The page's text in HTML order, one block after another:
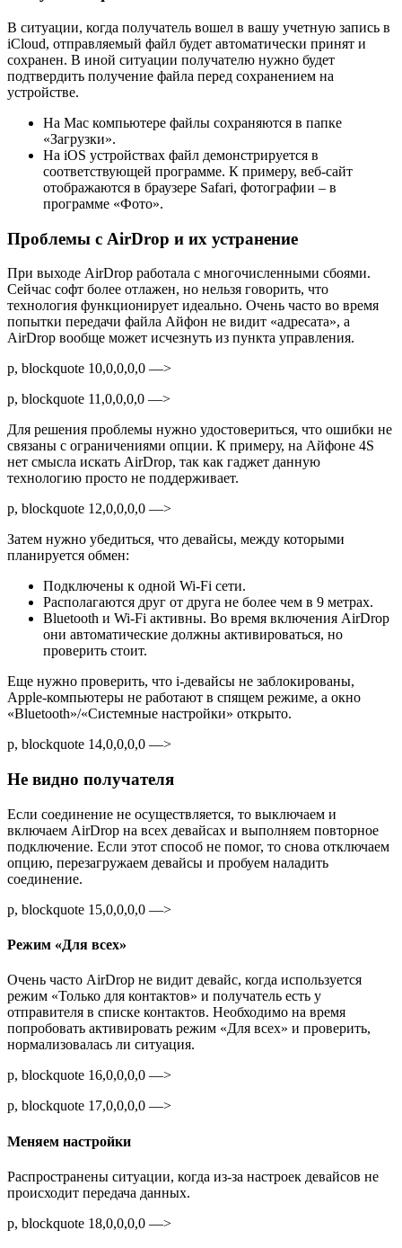
В ситуации, когда получатель вошел в вашу учетную запись в
iCloud, отправляемый файл будет автоматически принят и
сохранен. В иной ситуации получателю нужно будет
подтвердить получение файла перед сохранением на
устройстве.
На Mac компьютере файлы сохраняются в папке
«Загрузки».
На iOS устройствах файл демонстрируется в
соответствующей программе. К примеру, веб-сайт
отображаются в браузере Safari, фотографии – в
программе «Фото».
Проблемы с AirDrop и их устранение
При выходе AirDrop работала с многочисленными сбоями.
Сейчас софт более отлажен, но нельзя говорить, что
технология функционирует идеально. Очень часто во время
попытки передачи файла Айфон не видит «адресата», а
AirDrop вообще может исчезнуть из пункта управления.
p, blockquote 10,0,0,0,0 —>
p, blockquote 11,0,0,0,0 —>
Для решения проблемы нужно удостовериться, что ошибки не
связаны с ограничениями опции. К примеру, на Айфоне 4S
нет смысла искать AirDrop, так как гаджет данную
технологию просто не поддерживает.
p, blockquote 12,0,0,0,0 —>
Затем нужно убедиться, что девайсы, между которыми
планируется обмен:
Подключены к одной Wi-Fi сети.
Располагаются друг от друга не более чем в 9 метрах.
Bluetooth и Wi-Fi активны. Во время включения AirDrop
они автоматические должны активироваться, но
проверить стоит.
Еще нужно проверить, что i-девайсы не заблокированы,
Apple-компьютеры не работают в спящем режиме, а окно
«Bluetooth»/«Системные настройки» открыто.
p, blockquote 14,0,0,0,0 —>
Не видно получателя
Если соединение не осуществляется, то выключаем и
включаем AirDrop на всех девайсах и выполняем повторное
подключение. Если этот способ не помог, то снова отключаем
опцию, перезагружаем девайсы и пробуем наладить
соединение.
p, blockquote 15,0,0,0,0 —>
Режим «Для всех»
Очень часто AirDrop не видит девайс, когда используется
режим «Только для контактов» и получатель есть у
отправителя в списке контактов. Необходимо на время
попробовать активировать режим «Для всех» и проверить,
нормализовалась ли ситуация.
p, blockquote 16,0,0,0,0 —>
p, blockquote 17,0,0,0,0 —>
Меняем настройки
Распространены ситуации, когда из-за настроек девайсов не
происходит передача данных.
p, blockquote 18,0,0,0,0 —>